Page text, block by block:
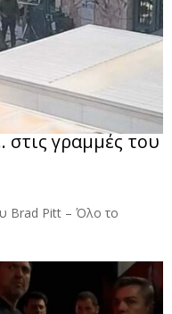
γραμμές του
Brad Pitt – Όλο το